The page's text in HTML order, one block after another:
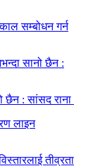
सम्बोधन गर्न
छैन : सांसद राना
तीव्रता